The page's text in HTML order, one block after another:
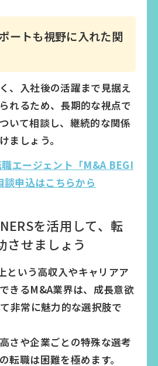
ートも視野に入れた関
、入社後の活躍まで見据え
れるため、長期的な視点で
いて相談し、継続的な関係
ましょう。
エージェント「M&A BEGI
申込はこちらから
を活用して、転
させましょう
という高収入やキャリアア
きるM&A業界は、成長意欲
非常に魅力的な選択肢で
さや企業ごとの特殊な選考
転職は困難を極めます。